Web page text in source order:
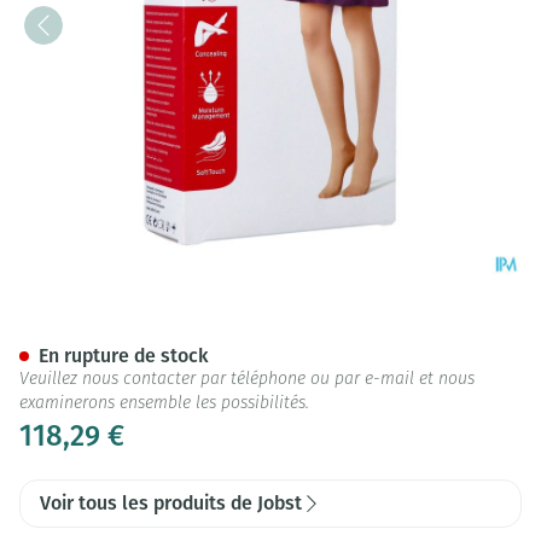
118,29 €
En rupture de stock
Veuillez nous contacter par téléphone ou par e-mail et nous
examinerons ensemble les possibilités.
Voir tous les produits de Jobst